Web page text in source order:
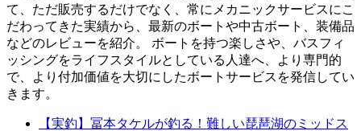
て、ただ販売するだけでなく、常にメカニックサービスにこ
だわってきた実績から、最新のボートや中古ボート、装備品
などのレビューを紹介。 ボートを持つ楽しさや、バスフィ
ッシングをライフスタイルとしている人達へ、より専門的
で、より付加価値を大切にしたボートサービスを発信してい
きます。
【実釣】冨本タケルが釣る！難しい琵琶湖のミッドス